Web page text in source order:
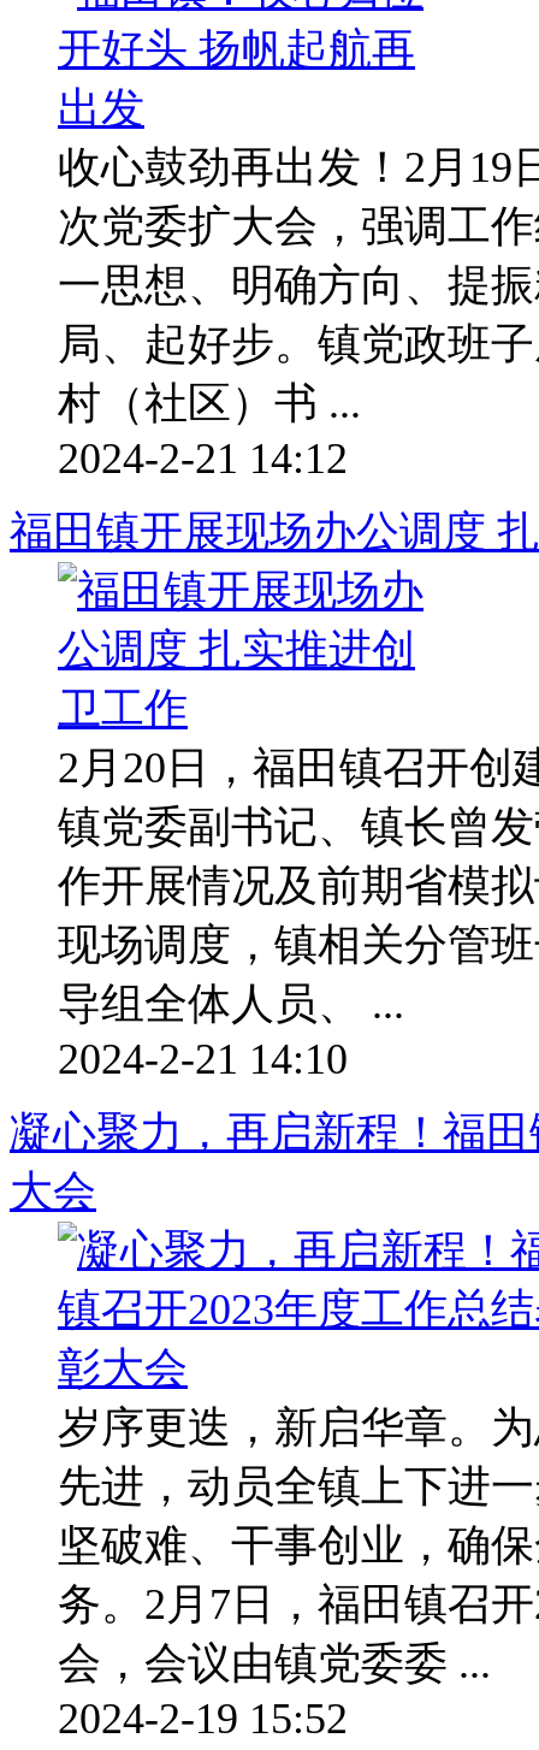
收心鼓劲再出发！2月19
次党委扩大会，强调工
一思想、明确方向、提
局、起好步。镇党政班
村（社区）书 ...
2024-2-21 14:12
福田镇开展现场办公调度
2月20日，福田镇召开创
镇党委副书记、镇长曾
作开展情况及前期省模
现场调度，镇相关分管
导组全体人员、 ...
2024-2-21 14:10
凝心聚力，再启新程！福
大会
岁序更迭，新启华章。
先进，动员全镇上下进
坚破难、干事创业，确
务。2月7日，福田镇召
会，会议由镇党委委 ...
2024-2-19 15:52